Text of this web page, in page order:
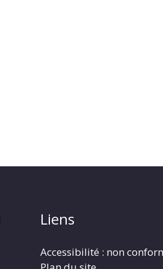
Liens
Accessibilité : non